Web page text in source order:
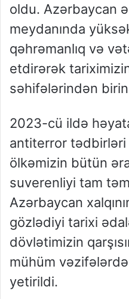
oldu. Azərbaycan
meydanında
qəhrəmanlıq və
etdirərək
səhifələrindən
2023-cü ildə
antiterror
ölkəmizin bütün
suverenliyi tam
Azərbaycan
gözlədiyi tarixi
dövlətimizin
mühüm
yetirildi.